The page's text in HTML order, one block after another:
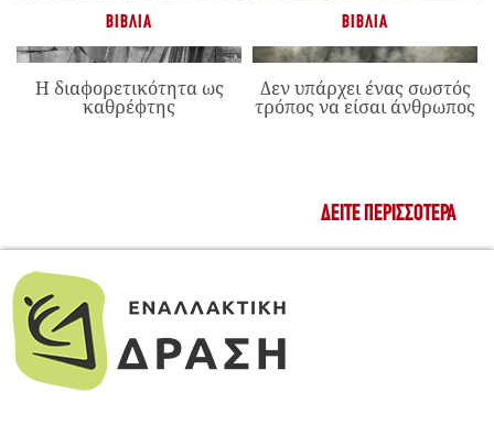
ΒΙΒΛΊΑ
Η διαφορετικότητα ως
καθρέφτης
ΒΙΒΛΊΑ
Δεν υπάρχει ένας σωστός
τρόπος να είσαι άνθρωπος
ΔΕΊΤΕ ΠΕΡΙΣΣΌΤΕΡΑ